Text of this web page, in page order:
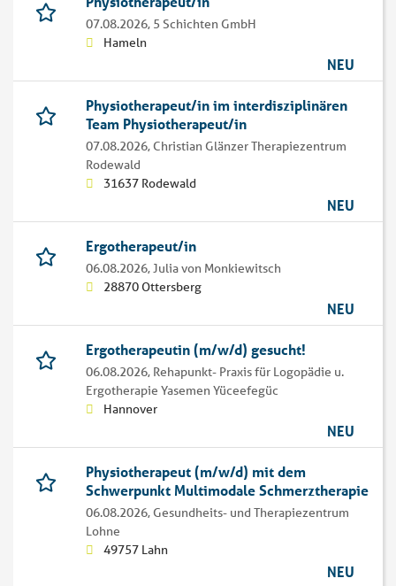
07.08.2026, 5 Schichten GmbH
Hameln
NEU
Physiotherapeut/in im interdisziplinären
Team Physiotherapeut/in
07.08.2026, Christian Glänzer Therapiezentrum
Rodewald
31637 Rodewald
NEU
Ergotherapeut/in
06.08.2026,Julia von Monkiewitsch
28870 Ottersberg
NEU
Ergotherapeutin (m/w/d) gesucht!
06.08.2026, Rehapunkt- Praxis für Logopädie u.
Ergotherapie Yasemen Yüceefegüc
Hannover
NEU
Physiotherapeut (m/w/d) mit dem
Schwerpunkt Multimodale Schmerztherapie
06.08.2026, Gesundheits- und Therapiezentrum
Lohne
49757 Lahn
NEU